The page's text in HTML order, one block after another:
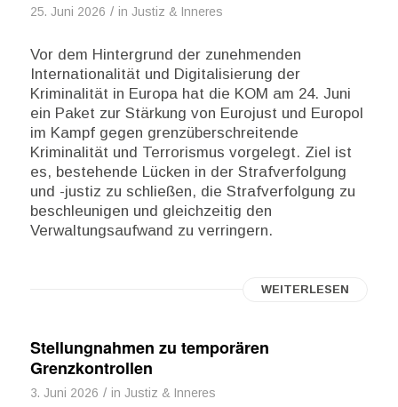
25. Juni 2026 / in Justiz & Inneres
Vor dem Hintergrund der zunehmenden
Internationalität und Digitalisierung der
Kriminalität in Europa hat die KOM am 24. Juni
ein Paket zur Stärkung von Eurojust und Europol
im Kampf gegen grenzüberschreitende
Kriminalität und Terrorismus vorgelegt. Ziel ist
es, bestehende Lücken in der Strafverfolgung
und -justiz zu schließen, die Strafverfolgung zu
beschleunigen und gleichzeitig den
Verwaltungsaufwand zu verringern.
WEITERLESEN
Stellungnahmen zu temporären
Grenzkontrollen
3. Juni 2026 / in Justiz & Inneres